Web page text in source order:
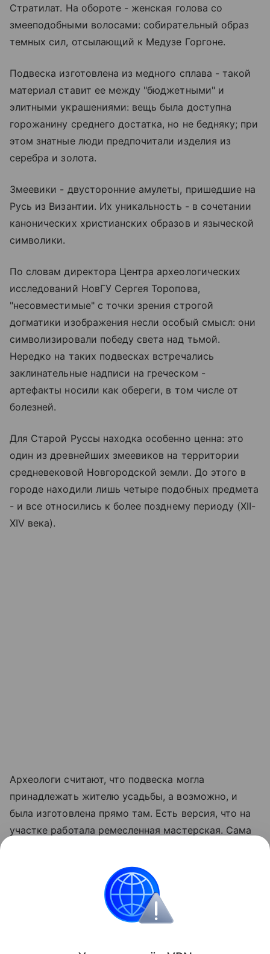
Стратилат. На обороте - женская голова со
змееподобными волосами: собирательный образ
темных сил, отсылающий к Медузе Горгоне.
Подвеска изготовлена из медного сплава - такой
материал ставит ее между "бюджетными" и
элитными украшениями: вещь была доступна
горожанину среднего достатка, но не бедняку; при
этом знатные люди предпочитали изделия из
серебра и золота.
Змеевики - двусторонние амулеты, пришедшие на
Русь из Византии. Их уникальность - в сочетании
канонических христианских образов и языческой
символики.
По словам директора Центра археологических
исследований НовГУ Сергея Торопова,
"несовместимые" с точки зрения строгой
догматики изображения несли особый смысл: они
символизировали победу света над тьмой.
Нередко на таких подвесках встречались
заклинательные надписи на греческом -
артефакты носили как обереги, в том числе от
болезней.
Для Старой Руссы находка особенно ценна: это
один из древнейших змеевиков на территории
средневековой Новгородской земли. До этого в
городе находили лишь четыре подобных предмета
- и все относились к более позднему периоду (XII-
XIV века).
Археологи считают, что подвеска могла
принадлежать жителю усадьбы, а возможно, и
была изготовлена прямо там. Есть версия, что на
участке работала ремесленная мастерская. Сама
уже в XI веке в Старой Руссе существовала
христианская община, были развиты ремесла и
поддерживались устойчивые культурные связи с